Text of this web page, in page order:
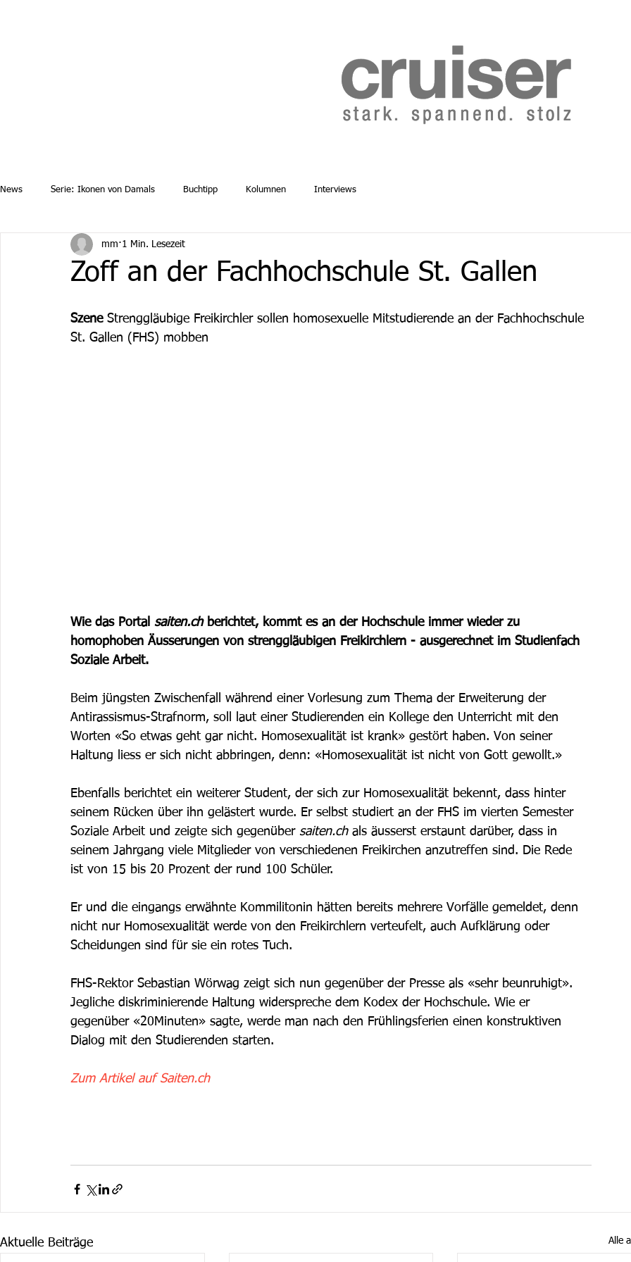
News Serie: Ikonen von Damals Buchtipp Kolumnen Interviews
Zoff an der Fachhochschule St. Gallen
mm 1 Min. Lesezeit
Szene Strenggläubige Freikirchler sollen homosexuelle Mitstudierende an der Fachhochschule
St. Gallen (FHS) mobben
Wie das Portal saiten.ch berichtet, kommt es an der Hochschule immer wieder zu
homophoben Äusserungen von strenggläubigen Freikirchlern - ausgerechnet im Studienfach
Soziale Arbeit.
Beim jüngsten Zwischenfall während einer Vorlesung zum Thema der Erweiterung der
Antirassismus-Strafnorm, soll laut einer Studierenden ein Kollege den Unterricht mit den
Worten «So etwas geht gar nicht. Homosexualität ist krank» gestört haben. Von seiner
Haltung liess er sich nicht abbringen, denn: «Homosexualität ist nicht von Gott gewollt.»
Ebenfalls berichtet ein weiterer Student, der sich zur Homosexualität bekennt, dass hinter
seinem Rücken über ihn gelästert wurde. Er selbst studiert an der FHS im vierten Semester
Soziale Arbeit und zeigte sich gegenüber saiten.ch als äusserst erstaunt darüber, dass in
seinem Jahrgang viele Mitglieder von verschiedenen Freikirchen anzutreffen sind. Die Rede
ist von 15 bis 20 Prozent der rund 100 Schüler.
Er und die eingangs erwähnte Kommilitonin hätten bereits mehrere Vorfälle gemeldet, denn
nicht nur Homosexualität werde von den Freikirchlern verteufelt, auch Aufklärung oder
Scheidungen sind für sie ein rotes Tuch.
FHS-Rektor Sebastian Wörwag zeigt sich nun gegenüber der Presse als «sehr beunruhigt».
Jegliche diskriminierende Haltung widerspreche dem Kodex der Hochschule. Wie er
gegenüber «20Minuten» sagte, werde man nach den Frühlingsferien einen konstruktiven
Dialog mit den Studierenden starten.
Zum Artikel auf Saiten.ch
Aktuelle Beiträge Alle